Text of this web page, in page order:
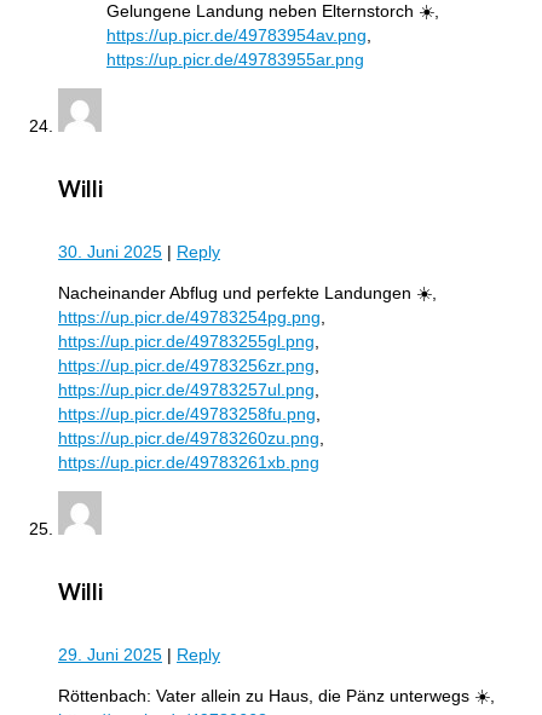
Gelungene Landung neben Elternstorch ☀️,
https://up.picr.de/49783954av.png
https://up.picr.de/49783955ar.png
Willi
30. Juni 2025 | Reply
Nacheinander Abflug und perfekte Landungen ☀️,
https://up.picr.de/49783254pg.png
https://up.picr.de/49783255gl.png
https://up.picr.de/49783256zr.png
https://up.picr.de/49783257ul.png
https://up.picr.de/49783258fu.png
https://up.picr.de/49783260zu.png
https://up.picr.de/49783261xb.png
Willi
29. Juni 2025 | Reply
Röttenbach: Vater allein zu Haus, die Pänz unterwegs ☀️,